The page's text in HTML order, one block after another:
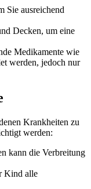
Sie ausreichend
Decken, um eine
Medikamente wie
werden, jedoch nur
Krankheiten zu
werden:
kann die Verbreitung
Kind alle